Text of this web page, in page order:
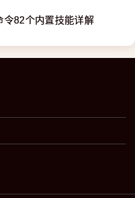
令82个内置技能详解